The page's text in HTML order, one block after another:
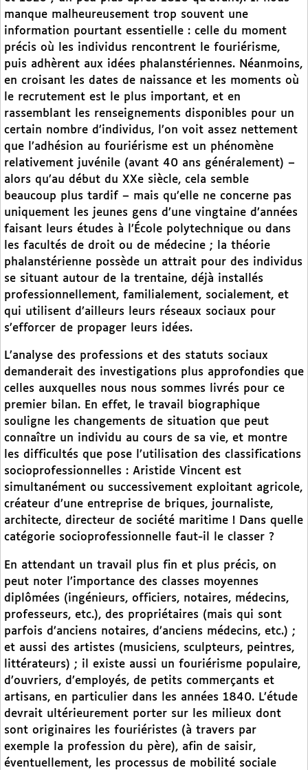
manque malheureusement trop souvent une
information pourtant essentielle : celle du moment
précis où les individus rencontrent le fouriérisme,
puis adhèrent aux idées phalanstériennes. Néanmoins,
en croisant les dates de naissance et les moments où
le recrutement est le plus important, et en
rassemblant les renseignements disponibles pour un
certain nombre d’individus, l’on voit assez nettement
que l’adhésion au fouriérisme est un phénomène
relativement juvénile (avant 40 ans généralement) –
alors qu’au début du XXe siècle, cela semble
beaucoup plus tardif – mais qu’elle ne concerne pas
uniquement les jeunes gens d’une vingtaine d’années
faisant leurs études à l’École polytechnique ou dans
les facultés de droit ou de médecine ; la théorie
phalanstérienne possède un attrait pour des individus
se situant autour de la trentaine, déjà installés
professionnellement, familialement, socialement, et
qui utilisent d’ailleurs leurs réseaux sociaux pour
s’efforcer de propager leurs idées.
L’analyse des professions et des statuts sociaux
demanderait des investigations plus approfondies que
celles auxquelles nous nous sommes livrés pour ce
premier bilan. En effet, le travail biographique
souligne les changements de situation que peut
connaître un individu au cours de sa vie, et montre
les difficultés que pose l’utilisation des classifications
socioprofessionnelles : Aristide Vincent est
simultanément ou successivement exploitant agricole,
créateur d’une entreprise de briques, journaliste,
architecte, directeur de société maritime ! Dans quelle
catégorie socioprofessionnelle faut-il le classer ?
En attendant un travail plus fin et plus précis, on
peut noter l’importance des classes moyennes
diplômées (ingénieurs, officiers, notaires, médecins,
professeurs, etc.), des propriétaires (mais qui sont
parfois d’anciens notaires, d’anciens médecins, etc.) ;
et aussi des artistes (musiciens, sculpteurs, peintres,
littérateurs) ; il existe aussi un fouriérisme populaire,
d’ouvriers, d’employés, de petits commerçants et
artisans, en particulier dans les années 1840. L’étude
devrait ultérieurement porter sur les milieux dont
sont originaires les fouriéristes (à travers par
exemple la profession du père), afin de saisir,
éventuellement, les processus de mobilité sociale